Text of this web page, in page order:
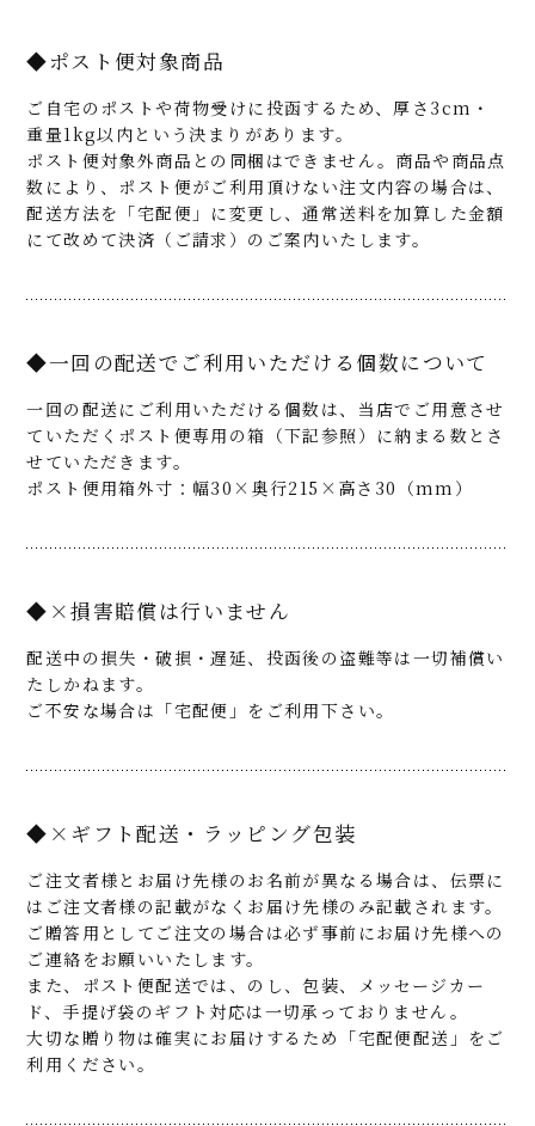
◆ポスト便対象商品
ご自宅のポストや荷物受けに投函するため、厚さ3cm・
重量1kg以内という決まりがあります。
ポスト便対象外商品との同梱はできません。商品や商品点
数により、ポスト便がご利用頂けない注文内容の場合は、
配送方法を「宅配便」に変更し、通常送料を加算した金額
にて改めて決済（ご請求）のご案内いたします。
◆一回の配送でご利用いただける個数について
一回の配送にご利用いただける個数は、当店でご用意させ
ていただくポスト便専用の箱（下記参照）に納まる数とさ
せていただきます。
ポスト便用箱外寸：幅30×奥行215×高さ30（mm）
◆×損害賠償は行いません
配送中の損失・破損・遅延、投函後の盗難等は一切補償い
たしかねます。
ご不安な場合は「宅配便」をご利用下さい。
◆×ギフト配送・ラッピング包装
ご注文者様とお届け先様のお名前が異なる場合は、伝票に
はご注文者様の記載がなくお届け先様のみ記載されます。
ご贈答用としてご注文の場合は必ず事前にお届け先様への
ご連絡をお願いいたします。
また、ポスト便配送では、のし、包装、メッセージカー
ド、手提げ袋のギフト対応は一切承っておりません。
大切な贈り物は確実にお届けするため「宅配便配送」をご
利用ください。